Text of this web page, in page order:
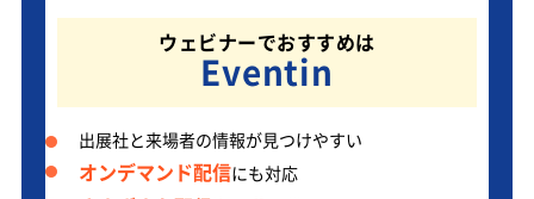
ウェビナーでおすすめは
Eventin
出展社と来場者の情報が見つけやすい
オンデマンド配信にも対応